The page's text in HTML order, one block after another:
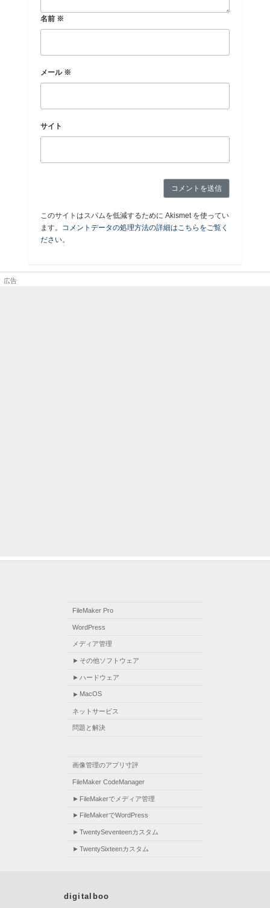
名前 ※
メール ※
サイト
このサイトはスパムを低減するために Akismet を使ってい
ます。 コメントデータの処理方法の詳細はこちらをご覧く
ださい。
FileMaker Pro
WordPress
メディア管理
その他ソフトウェア
ハードウェア
MacOS
ネットサービス
問題と解決
画像管理のアプリ寸評
FileMaker CodeManager
FileMakerでメディア管理
FileMakerでWordPress
TwentySeventeenカスタム
TwentySixteenカスタム
digitalboo